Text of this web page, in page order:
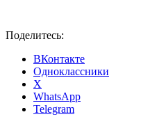
Поделитесь:
ВКонтакте
Одноклассники
X
WhatsApp
Telegram